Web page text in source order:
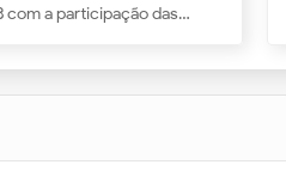
com a participação das…